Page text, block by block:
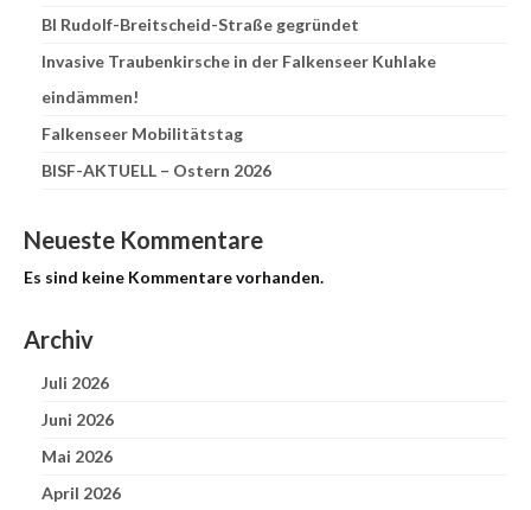
BI Rudolf-Breitscheid-Straße gegründet
Invasive Traubenkirsche in der Falkenseer Kuhlake
eindämmen!
Falkenseer Mobilitätstag
BISF-AKTUELL – Ostern 2026
Neueste Kommentare
Es sind keine Kommentare vorhanden.
Archiv
Juli 2026
Juni 2026
Mai 2026
April 2026